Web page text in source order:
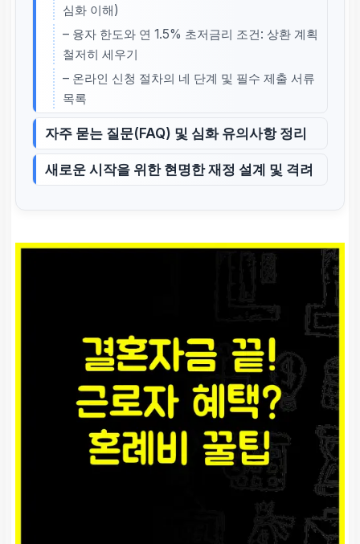
심화 이해)
– 융자 한도와 연 1.5% 초저금리 조건: 상환 계획
철저히 세우기
– 온라인 신청 절차의 네 단계 및 필수 제출 서류
목록
자주 묻는 질문(FAQ) 및 심화 유의사항 정리
새로운 시작을 위한 현명한 재정 설계 및 격려